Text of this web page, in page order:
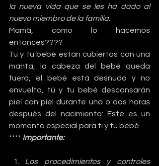
la nueva vida que se les ha dado al
nuevo miembro de la familia.
Mamá, cómo lo hacemos
entonces????
Tu y tu bebé están cubiertos con una
manta, la cabeza del bebé queda
fuera, el bebé está desnudo y no
envuelto, tú y tu bebé descansarán
piel con piel durante una o dos horas
después del nacimiento: Este es un
momento especial para ti y tu bebé.
**** Importante:
Los procedimientos y controles